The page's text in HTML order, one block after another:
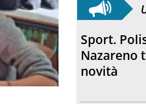
Quartirolo.
ha
Madonna